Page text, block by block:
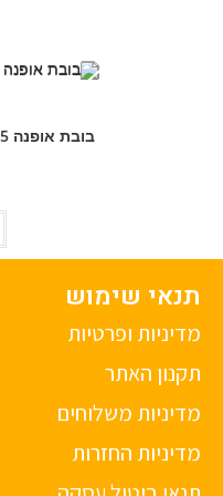
בובת אופנה 2025 LOL OMG – מיס רויאל
תנאי שימוש
מדיניות ופרטיות
תקנון האתר
מדיניות משלוחים
מדיניות החזרות